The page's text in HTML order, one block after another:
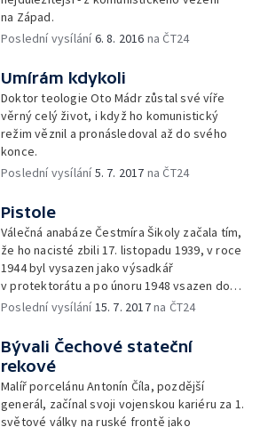
na Západ.
Poslední vysílání6. 8. 2016 na ČT24
Umírám kdykoli
Doktor teologie Oto Mádr zůstal své víře
věrný celý život, i když ho komunistický
režim věznil a pronásledoval až do svého
konce.
Poslední vysílání5. 7. 2017 na ČT24
Pistole
Válečná anabáze Čestmíra Šikoly začala tím,
že ho nacisté zbili 17. listopadu 1939, v roce
1944 byl vysazen jako výsadkář
v protektorátu a po únoru 1948 vsazen do
vězení.
Poslední vysílání15. 7. 2017na ČT24
Bývali Čechové stateční
rekové
Malíř porcelánu Antonín Číla, pozdější
generál, začínal svoji vojenskou kariéru za 1.
světové války na ruské frontě jako